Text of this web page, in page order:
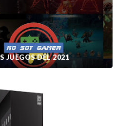
JUEGOS DEL 2021